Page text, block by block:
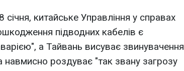
січня, китайське Управління у справах
підводних кабелів є
а Тайвань висуває звинувачення
навмисно роздуває "так звану загрозу